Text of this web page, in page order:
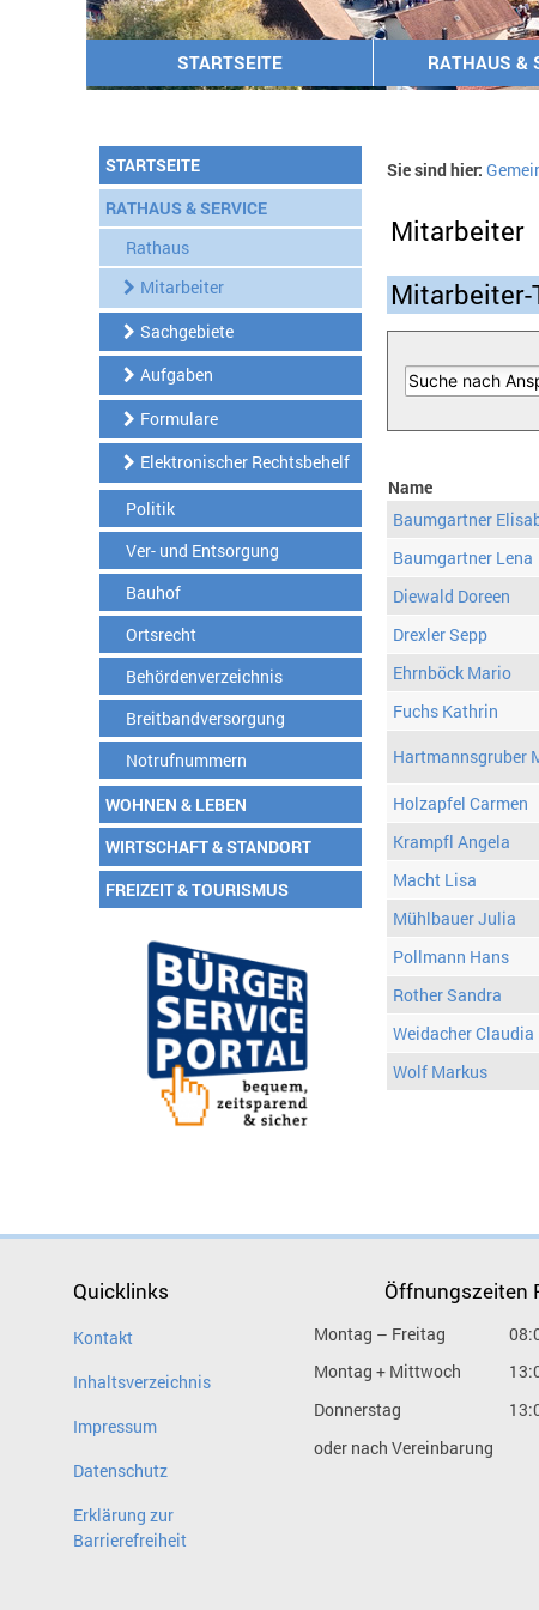
STARTSEITE RATHAUS &
STARTSEITE
RATHAUS & SERVICE
Rathaus
Mitarbeiter
Sachgebiete
Aufgaben
Formulare
Elektronischer Rechtsbehelf
Politik
Ver- und Entsorgung
Bauhof
Ortsrecht
Behördenverzeichnis
Breitbandversorgung
Notrufnummern
WOHNEN & LEBEN
WIRTSCHAFT & STANDORT
FREIZEIT & TOURISMUS
Sie sind hier:
Mitarbeiter
Name
Baumgartner
Baumgartner Lena
Diewald Doreen
Drexler Sepp
Ehrnböck Mario
Fuchs Kathrin
Hartmannsgruber
Holzapfel Carmen
Krampfl Angela
Macht Lisa
Mühlbauer Julia
Pollmann Hans
Rother Sandra
Weidacher Claudia
Wolf Markus
Quicklinks
Kontakt
Inhaltsverzeichnis
Impressum
Datenschutz
Erklärung zur
Barrierefreiheit
Öffnungszeiten
Montag – Freitag
Montag + Mittwoch
Donnerstag
oder nach Vereinbarung